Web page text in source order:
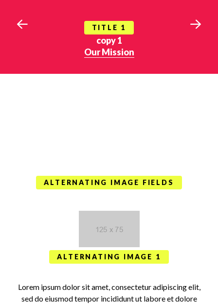
TITLE 1
copy 1
Our Mission
ALTERNATING IMAGE FIELDS
ALTERNATING IMAGE 1
Lorem ipsum dolor sit amet, consectetur adipiscing elit,
sed do eiusmod tempor incididunt ut labore et dolore